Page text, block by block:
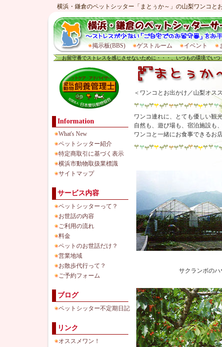
横浜・鎌倉のペットシッター「まとぅか～」の山梨ワンコと
掲示板(BBS) ゲストルーム イベント
お留守番でストレスを感じさせないために・・・、いつもの環境でい
Information
What's New
ペットシッター紹介
特定商取引に基づく表示
横浜市動物取扱業標識
サイトマップ
サービス内容
ペットシッターって？
お世話の内容
ご利用の流れ
料金
ペットのお世話だけ？
営業地域
お散歩代行って？
ご予約フォーム
ブログ
ペットシッター不定期日記
リンク
オススメワン！
＜ワンコとお出かけ／山梨オス
ワンコ連れに、とても優しい観
自然も、遊び場も、宿泊施設も
ワンコと一緒にお食事できるお
サクランボのハ